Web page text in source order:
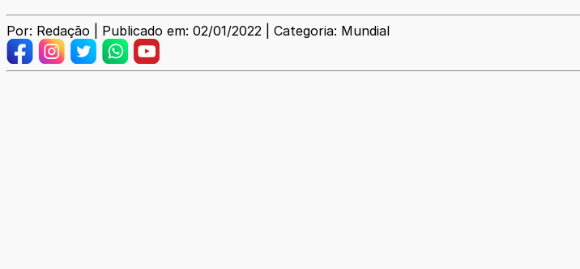
Por: Redação | Publicado em: 02/01/2022 | Categoria: Mundial